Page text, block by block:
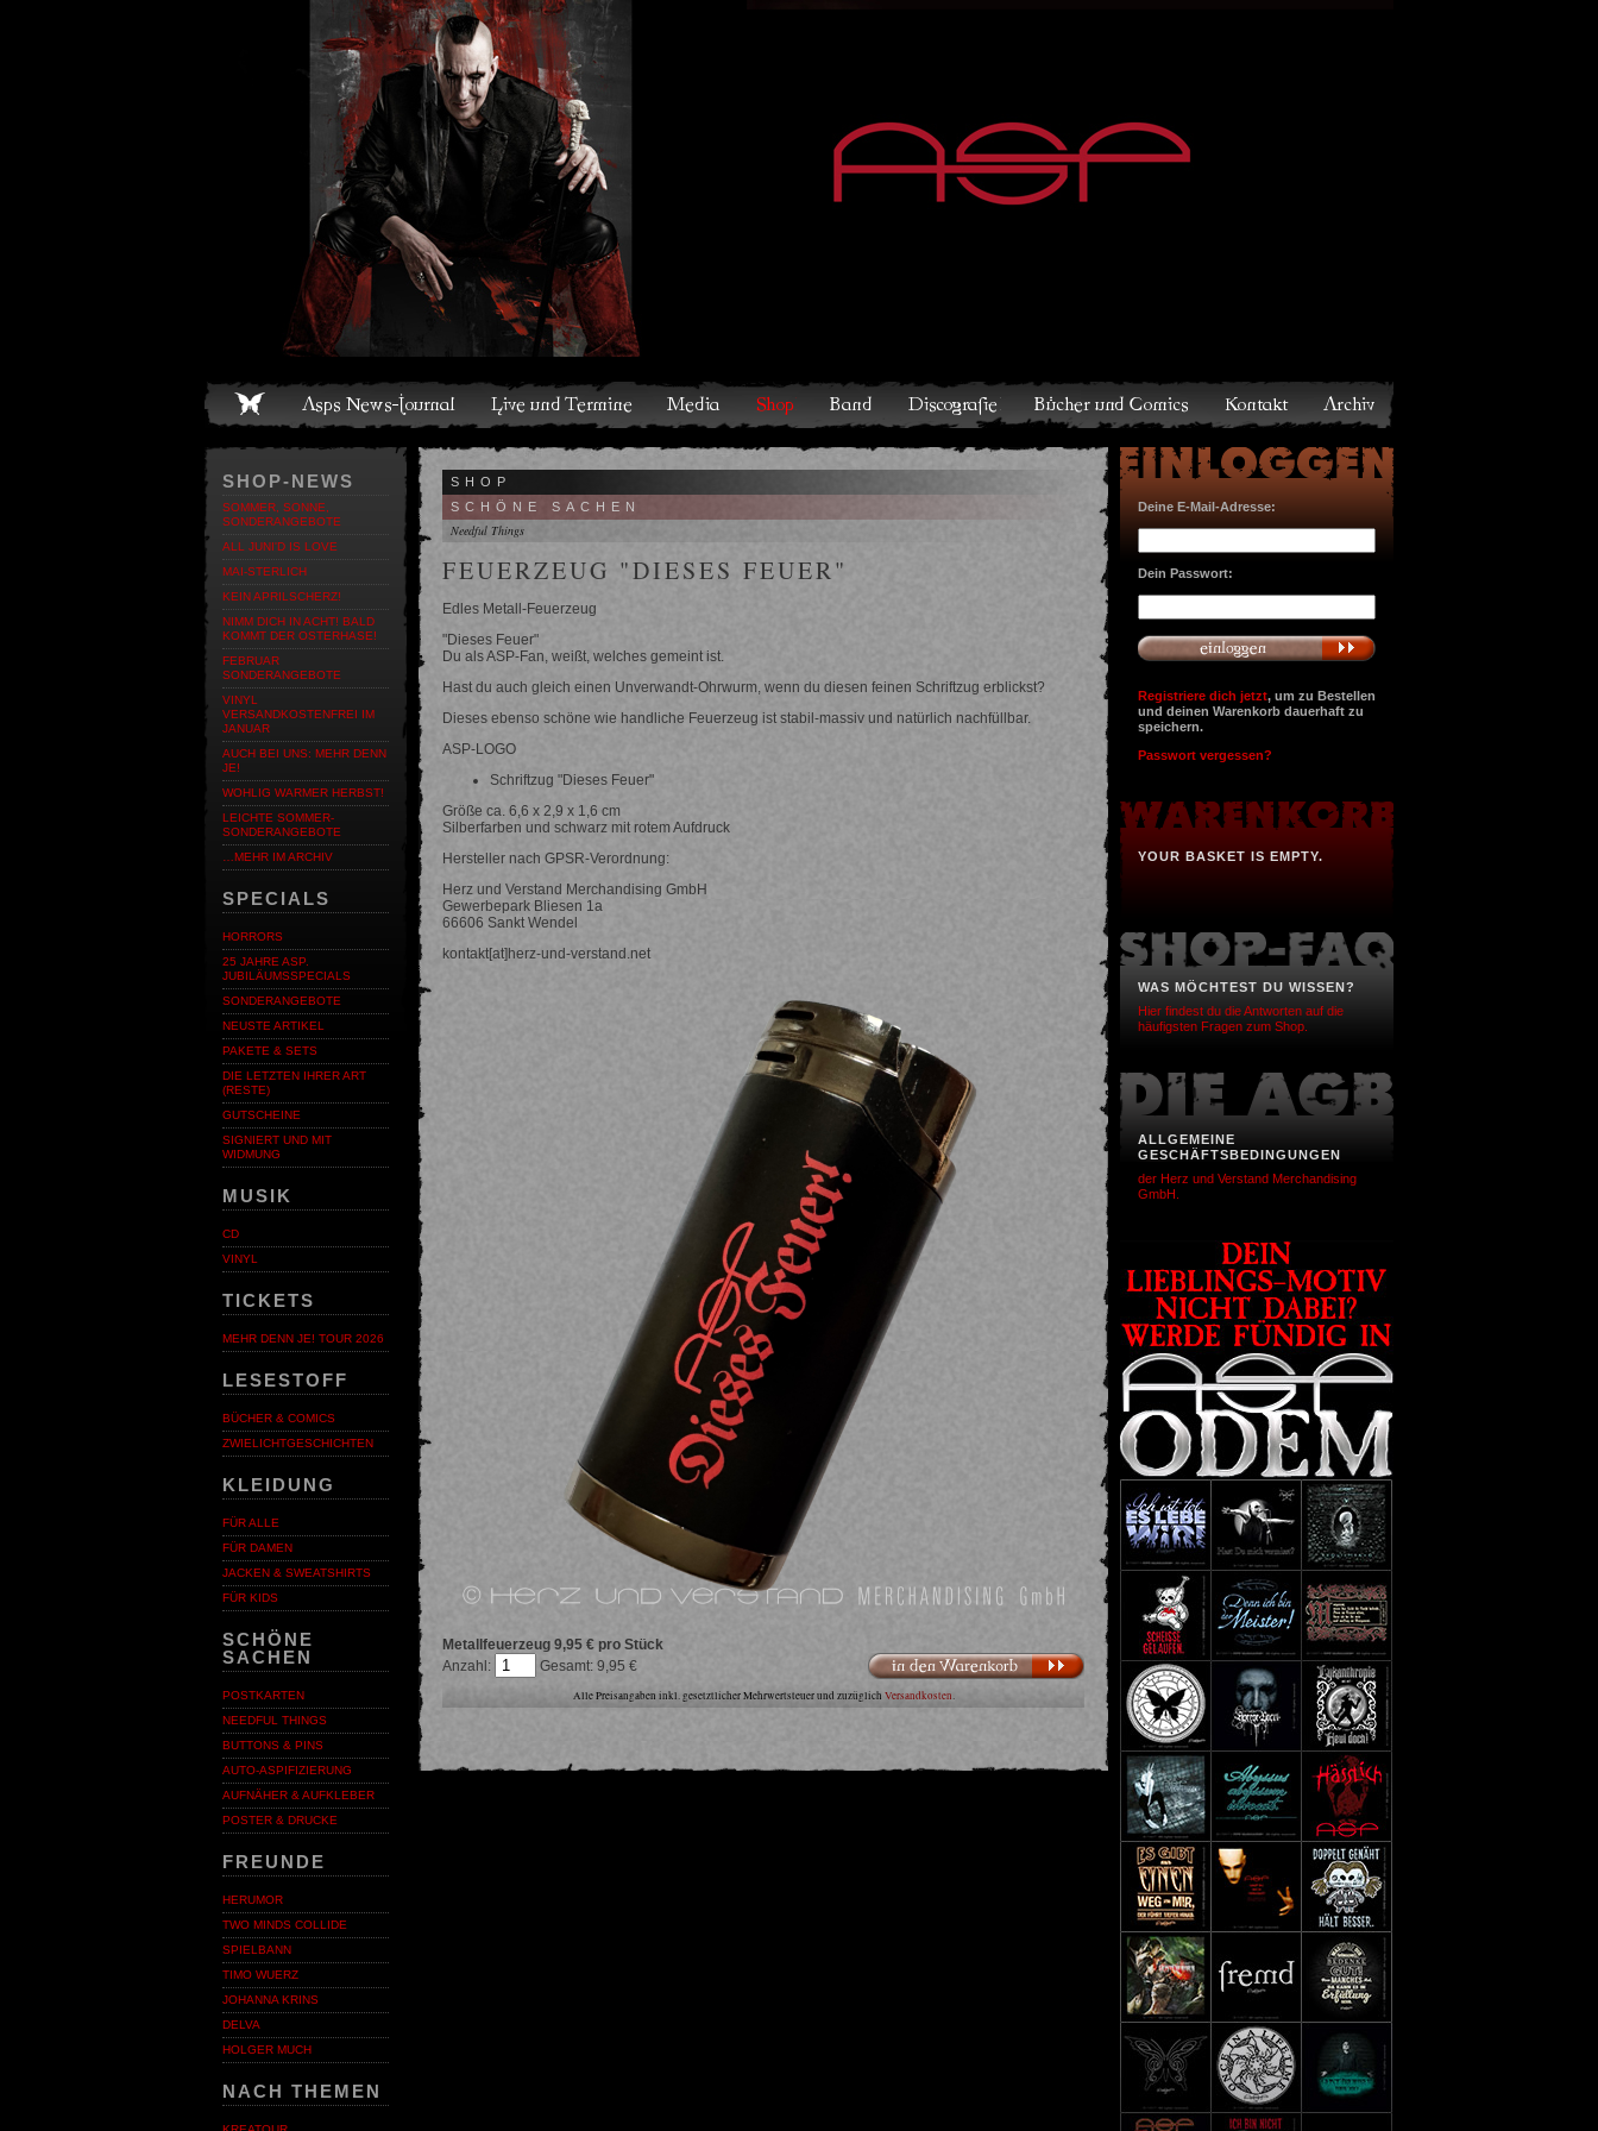
Live und Termine Media Shop Band Discografie Bücher und Comics Kontakt Archiv
SHOP-NEWS
SOMMER, SONNE,
SONDERANGEBOTE
ALL JUNI'D IS LOVE
MAI-STERLICH
KEIN APRILSCHERZ!
NIMM DICH IN ACHT! BALD
KOMMT DER OSTERHASE!
FEBRUAR
SONDERANGEBOTE
VINYL
VERSANDKOSTENFREI IM
JANUAR
AUCH BEI UNS: MEHR DENN
JE!
WOHLIG WARMER HERBST!
LEICHTE SOMMER-
SONDERANGEBOTE
…MEHR IM ARCHIV
SPECIALS
HORRORS
25 JAHRE ASP.
JUBILÄUMSSPECIALS
SONDERANGEBOTE
NEUSTE ARTIKEL
PAKETE & SETS
DIE LETZTEN IHRER ART
(RESTE)
GUTSCHEINE
SIGNIERT UND MIT
WIDMUNG
MUSIK
CD
VINYL
TICKETS
MEHR DENN JE! TOUR 2026
LESESTOFF
BÜCHER & COMICS
ZWIELICHTGESCHICHTEN
KLEIDUNG
FÜR ALLE
FÜR DAMEN
JACKEN & SWEATSHIRTS
FÜR KIDS
SCHÖNE
SACHEN
POSTKARTEN
NEEDFUL THINGS
BUTTONS & PINS
AUTO-ASPIFIZIERUNG
AUFNÄHER & AUFKLEBER
POSTER & DRUCKE
FREUNDE
HERUMOR
TWO MINDS COLLIDE
SPIELBANN
TIMO WUERZ
JOHANNA KRINS
DELVA
HOLGER MUCH
NACH THEMEN
Deine E-Mail-Adresse:
Dein Passwort:
Registriere dich jetzt, um zu Bestellen
und deinen Warenkorb dauerhaft zu
speichern.
Passwort vergessen?
YOUR BASKET IS EMPTY.
WAS MÖCHTEST DU WISSEN?
Hier findest du die Antworten auf die
häufigsten Fragen zum Shop.
ALLGEMEINE
GESCHÄFTSBEDINGUNGEN
der Herz und Verstand Merchandising
GmbH.
SHOP
SCHÖNE SACHEN
Needful Things
FEUERZEUG "DIESES FEUER"
Edles Metall-Feuerzeug
"Dieses Feuer"
Du als ASP-Fan, weißt, welches gemeint ist.
Hast du auch gleich einen Unverwandt-Ohrwurm, wenn du diesen feinen Schriftzug erblickst?
Dieses ebenso schöne wie handliche Feuerzeug ist stabil-massiv und natürlich nachfüllbar.
ASP-LOGO
Schriftzug "Dieses Feuer"
Größe ca. 6,6 x 2,9 x 1,6 cm
Silberfarben und schwarz mit rotem Aufdruck
Hersteller nach GPSR-Verordnung:
Herz und Verstand Merchandising GmbH
Gewerbepark Bliesen 1a
66606 Sankt Wendel
kontakt[at]herz-und-verstand.net
Metallfeuerzeug 9,95 € pro Stück
Anzahl:
9,95 In den Warenkorb
Alle Preisangaben inkl. gesetztlicher Mehrwertsteuer und zuzüglich Versandkosten.